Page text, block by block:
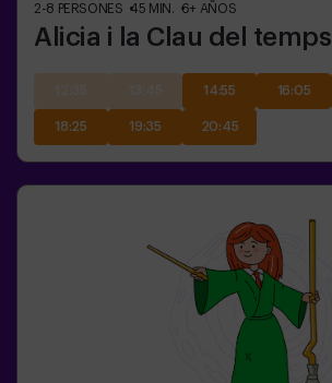
2-8 PERSONES 45 MIN. 6+ AÑOS
Alicia i la Clau del temps
14:55 16:05
18:25 19:35 20:45